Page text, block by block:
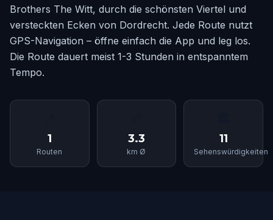
Brothers The Witt, durch die schönsten Viertel und
versteckten Ecken von Dordrecht. Jede Route nutzt
GPS-Navigation – öffne einfach die App und leg los.
Die Route dauert meist 1-3 Stunden in entspanntem
Tempo.
1
Routen
3.3
km Ø
11
Sehenswürdigkeiten